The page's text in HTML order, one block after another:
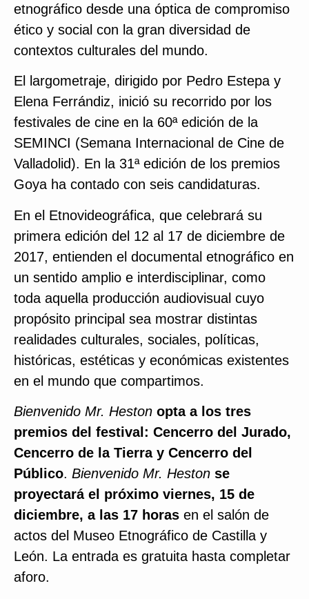
etnográfico desde una óptica de compromiso
ético y social con la gran diversidad de
contextos culturales del mundo.
El largometraje, dirigido por Pedro Estepa y
Elena Ferrándiz, inició su recorrido por los
festivales de cine en la 60ª edición de la
SEMINCI (Semana Internacional de Cine de
Valladolid). En la 31ª edición de los premios
Goya ha contado con seis candidaturas.
En el Etnovideográfica, que celebrará su
primera edición del 12 al 17 de diciembre de
2017, entienden el documental etnográfico en
un sentido amplio e interdisciplinar, como
toda aquella producción audiovisual cuyo
propósito principal sea mostrar distintas
realidades culturales, sociales, políticas,
históricas, estéticas y económicas existentes
en el mundo que compartimos.
Bienvenido Mr. Heston opta a los tres
premios del festival: Cencerro del Jurado,
Cencerro de la Tierra y Cencerro del
Público. Bienvenido Mr. Heston se
proyectará el próximo viernes, 15 de
diciembre, a las 17 horas en el salón de
actos del Museo Etnográfico de Castilla y
León. La entrada es gratuita hasta completar
aforo.